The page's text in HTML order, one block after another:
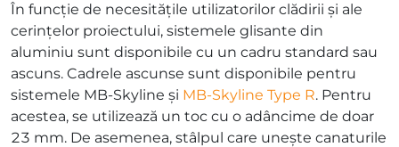
În funcție de necesitățile utilizatorilor clădirii și ale
cerințelor proiectului, sistemele glisante din
aluminiu sunt disponibile cu un cadru standard sau
ascuns. Cadrele ascunse sunt disponibile pentru
sistemele MB-Skyline și MB-Skyline Type R. Pentru
acestea, se utilizează un toc cu o adâncime de doar
23 mm. De asemenea, stâlpul care unește canaturile